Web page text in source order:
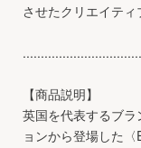
させたクリエイティ
【商品説明】
英国を代表するブ
ョンから登場した〈